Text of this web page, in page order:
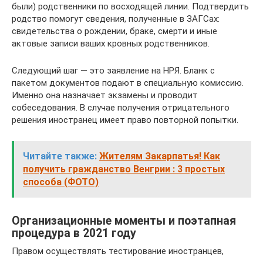
были) родственники по восходящей линии. Подтвердить
родство помогут сведения, полученные в ЗАГСах:
свидетельства о рождении, браке, смерти и иные
актовые записи ваших кровных родственников.
Следующий шаг — это заявление на НРЯ. Бланк с
пакетом документов подают в специальную комиссию.
Именно она назначает экзамены и проводит
собеседования. В случае получения отрицательного
решения иностранец имеет право повторной попытки.
Читайте также: Жителям Закарпатья! Как
получить гражданство Венгрии : 3 простых
способа (ФОТО)
Организационные моменты и поэтапная
процедура в 2021 году
Правом осуществлять тестирование иностранцев,